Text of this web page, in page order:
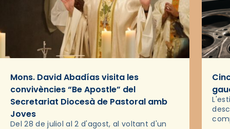
Mons. David Abadías visita les
convivències “Be Apostle” del
Secretariat Diocesà de Pastoral amb
Joves
Del 28 de juliol al 2 d'agost, al voltant d'un